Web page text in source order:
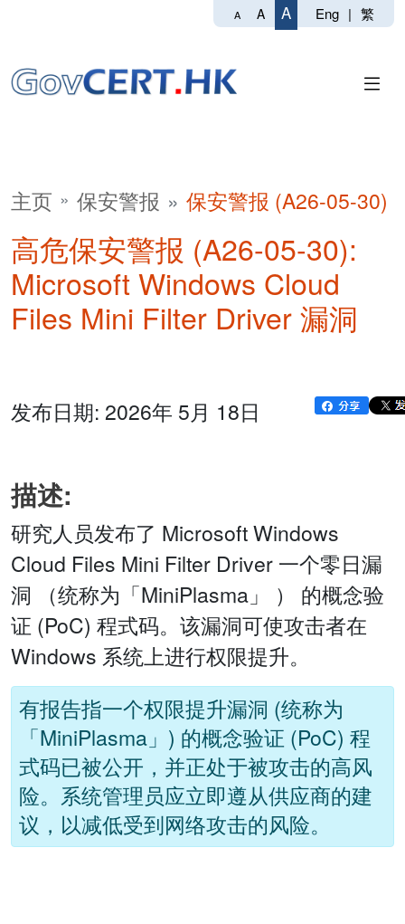
A A A Eng | 繁
主页 保安警报 保安警报 (A26-05-30)
高危保安警报 (A26-05-30):
Microsoft Windows Cloud
Files Mini Filter Driver 漏洞
发布日期: 2026年 5月 18日
描述:
研究人员发布了 Microsoft Windows
Cloud Files Mini Filter Driver 一个零日漏
洞 （统称为「MiniPlasma」 ） 的概念验
证 (PoC) 程式码。该漏洞可使攻击者在
Windows 系统上进行权限提升。
有报告指一个权限提升漏洞 (统称为
「MiniPlasma」) 的概念验证 (PoC) 程
式码已被公开，并正处于被攻击的高风
险。系统管理员应立即遵从供应商的建
议，以减低受到网络攻击的风险。